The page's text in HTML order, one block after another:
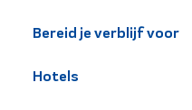
Bereid je verblijf voor
Hotels